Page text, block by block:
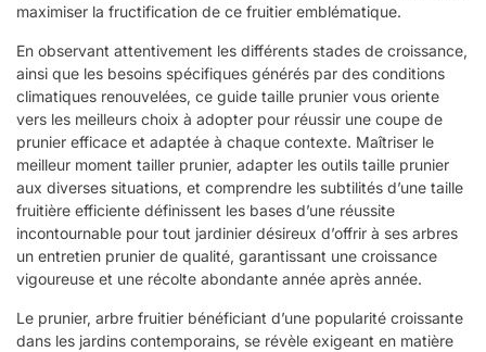
maximiser la fructification de ce fruitier emblématique.
En observant attentivement les différents stades de croissance,
ainsi que les besoins spécifiques générés par des conditions
climatiques renouvelées, ce guide taille prunier vous oriente
vers les meilleurs choix à adopter pour réussir une coupe de
prunier efficace et adaptée à chaque contexte. Maîtriser le
meilleur moment tailler prunier, adapter les outils taille prunier
aux diverses situations, et comprendre les subtilités d’une taille
fruitière efficiente définissent les bases d’une réussite
incontournable pour tout jardinier désireux d’offrir à ses arbres
un entretien prunier de qualité, garantissant une croissance
vigoureuse et une récolte abondante année après année.
Le prunier, arbre fruitier bénéficiant d’une popularité croissante
dans les jardins contemporains, se révèle exigeant en matière